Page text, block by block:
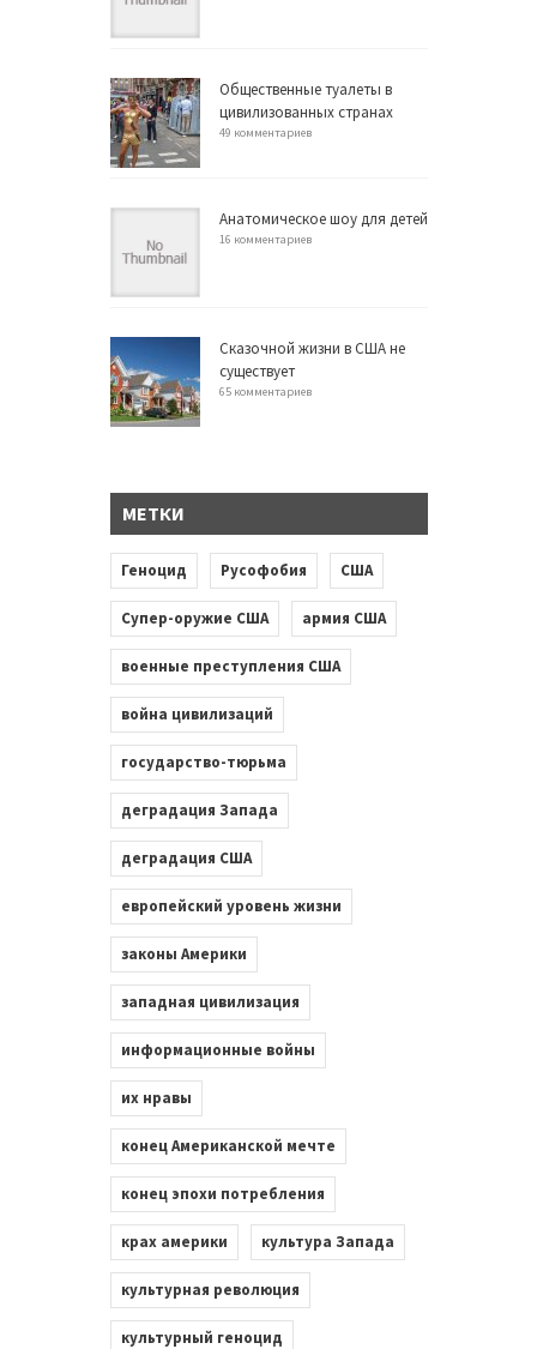
Общественные туалеты в
цивилизованных странах
49 комментариев
Анатомическое шоу для детей
16 комментариев
Сказочной жизни в США не
существует
65 комментариев
МЕТКИ
Геноцид Русофобия США
Супер-оружие США армия США
военные преступления США
война цивилизаций
государство-тюрьма
деградация Запада
деградация США
европейский уровень жизни
законы Америки
западная цивилизация
информационные войны
их нравы
конец Американской мечте
конец эпохи потребления
крах америки культура Запада
культурная революция
культурный геноцид